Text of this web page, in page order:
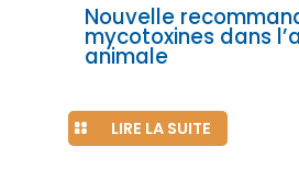
Nouvelle
mycotoxines dans
animale
LIRE LA SUITE